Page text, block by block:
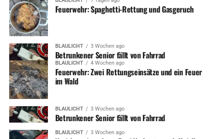
In den 23 Jahren seit der Gründung hat die Band auf fast
jedem Großereignis im Märkischen Kreis und darüber
hinaus gespielt. Fireball begeistert die Oldiefans mit
einem kompetenten Mix aus 40 Jahren Rock- und Pop-
History. Ob Toto, Billy Idol, Joe Cocker, Whitesnake, Deep
Purple oder Bon Jovi – deren Hits bewegen sich nah am
Original, wobei Sänger Sigurd Klose mit seiner
außergewöhnlichen Stimme jedem Song seinen eigenen
Stempel aufdrückt. Mehrstimmiger Gesang und ein
professioneller Sound runden dieses Cover-Paket der
Extraklasse ab.
Feuerwehr: Spaghetti-Rettung und Gasgeruch
BLAULICHT 3 Wochen ago
Betrunkener Senior fällt von Fahrrad
BLAULICHT 4 Wochen ago
Feuerwehr: Zwei Rettungseinsätze und ein Feuer
im Wald
BLAULICHT 3 Wochen ago
Betrunkener Senior fällt von Fahrrad
BLAULICHT 3 Wochen ago